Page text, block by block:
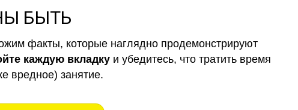
БЫТЬ
факты, которые наглядно продемонстрируют
каждую вкладку и убедитесь, что тратить время
вредное) занятие.